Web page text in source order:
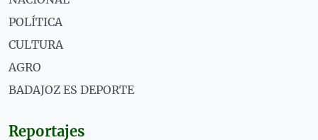
POLÍTICA
CULTURA
AGRO
BADAJOZ ES DEPORTE
Reportajes